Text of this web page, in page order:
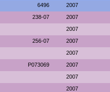
6496 2007
238-07 2007
2007
256-07 2007
2007
P073069 2007
2007
2007